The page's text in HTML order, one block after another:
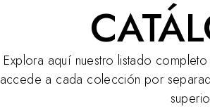
Explora aquí nuestro listado
accede a cada colección por